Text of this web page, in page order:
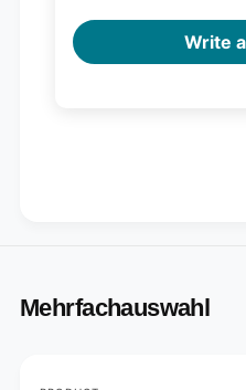
Write
Mehrfachauswahl
Your